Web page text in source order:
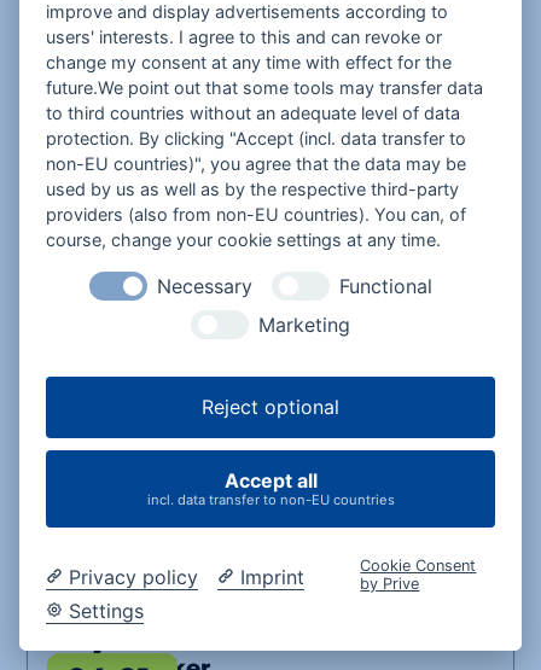
Django Asül
Rückspiegel 2026
Kabarett EventPlus
29.12.
2026
20:00 Uhr ab 32,50 €
Helter Skelter
Live-Classic-Rock
Konzert
02.01.
improve and display advertisements according to
users' interests. I agree to this and can revoke or
change my consent at any time with effect for the
future.We point out that some tools may transfer data
to third countries without an adequate level of data
protection. By clicking "Accept (incl. data transfer to
non-EU countries)", you agree that the data may be
used by us as well as by the respective third-party
providers (also from non-EU countries). You can, of
course, change your cookie settings at any time.
Necessary
Functional
Marketing
Reject optional
Accept all
incl. data transfer to non-EU countries
Privacy policy
Imprint
Settings
Cookie Consent
by Prive